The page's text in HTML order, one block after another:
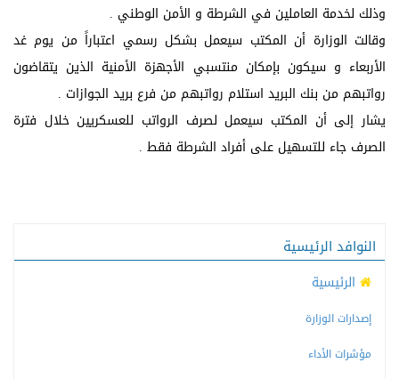
وذلك لخدمة العاملين في الشرطة و الأمن الوطني .
وقالت الوزارة أن المكتب سيعمل بشكل رسمي اعتباراً من يوم غد
الأربعاء و سيكون بإمكان منتسبي الأجهزة الأمنية الذين يتقاضون
رواتبهم من بنك البريد استلام رواتبهم من فرع بريد الجوازات .
يشار إلى أن المكتب سيعمل لصرف الرواتب للعسكريين خلال فترة
الصرف جاء للتسهيل على أفراد الشرطة فقط .
النوافد الرئيسية
الرئيسية
إصدارات الوزارة
مؤشرات الأداء